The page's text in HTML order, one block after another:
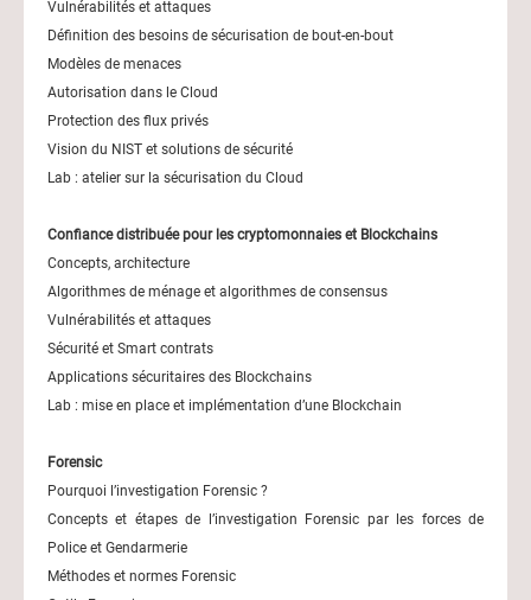
Vulnérabilités et attaques
Définition des besoins de sécurisation de bout-en-bout
Modèles de menaces
Autorisation dans le Cloud
Protection des flux privés
Vision du NIST et solutions de sécurité
Lab : atelier sur la sécurisation du Cloud
Confiance distribuée pour les cryptomonnaies et Blockchains
Concepts, architecture
Algorithmes de ménage et algorithmes de consensus
Vulnérabilités et attaques
Sécurité et Smart contrats
Applications sécuritaires des Blockchains
Lab : mise en place et implémentation d’une Blockchain
Forensic
Pourquoi l’investigation Forensic ?
Concepts et étapes de l’investigation Forensic par les forces de
Police et Gendarmerie
Méthodes et normes Forensic